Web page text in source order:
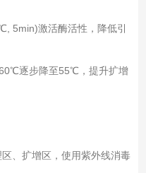
激活酶活性，降低引
逐步降至55℃，提升扩增
、扩增区，使用紫外线消毒